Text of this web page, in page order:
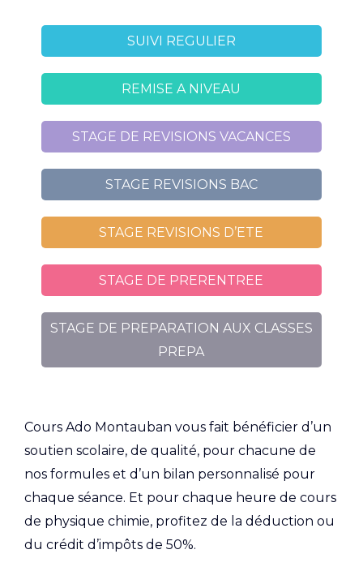
SUIVI REGULIER
REMISE A NIVEAU
STAGE DE REVISIONS VACANCES
STAGE REVISIONS BAC
STAGE REVISIONS D’ETE
STAGE DE PRERENTREE
STAGE DE PREPARATION AUX CLASSES
PREPA
Cours Ado Montauban vous fait bénéficier d’un
soutien scolaire, de qualité, pour chacune de
nos formules et d’un bilan personnalisé pour
chaque séance. Et pour chaque heure de cours
de physique chimie, profitez de la déduction ou
du crédit d’impôts de 50%.